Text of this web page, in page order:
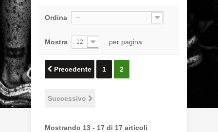
Ordina --
Mostra 12 per pagina
Precedente 1 2
Successivo
Mostrando 13 - 17 di 17 articoli